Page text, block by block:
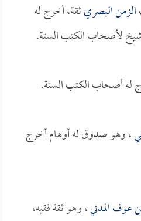
الزمن البصريثقة، أخرج له
لأصحاب الكتب الستة.
له أصحاب الكتب الستة.
، وهو صدوق له أوهام أخرج
عوف المدني، وهو ثقة فقيه،